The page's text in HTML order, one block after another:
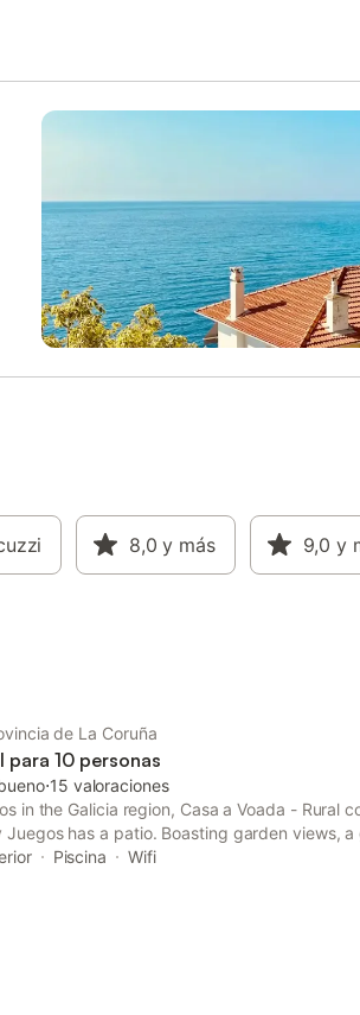
8,0 y más 9,0 y
de La Coruña
para 10 personas
⋅15 valoraciones
in the Galicia region, Casa a Voada - Rural
Juegos has a patio. Boasting garden views,
home also features free WiFi.
Piscina Wifi